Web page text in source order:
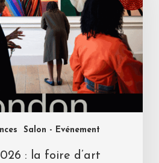
Salon - Evénement
: la foire d’art